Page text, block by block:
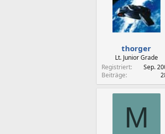
thorger
Lt. Junior Grade
Registriert
Sep.
Beiträge
M